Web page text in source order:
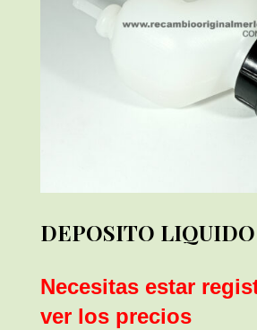
DEPOSITO
Necesitas estar
ver los precios